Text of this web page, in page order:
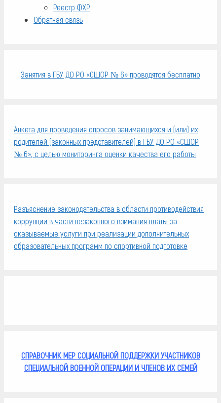
Реестр ФХР
Обратная связь
Занятия в ГБУ ДО РО «СШОР № 6» проводятся бесплатно
Анкета для проведения опросов занимающихся и (или) их
родителей (законных представителей) в ГБУ ДО РО «СШОР
№ 6», с целью мониторинга оценки качества его работы
Разъяснение законодательства в области противодействия
коррупции в части незаконного взимания платы за
оказываемые услуги при реализации дополнительных
образовательных программ по спортивной подготовке
СПРАВОЧНИК МЕР СОЦИАЛЬНОЙ ПОДДЕРЖКИ УЧАСТНИКОВ
СПЕЦИАЛЬНОЙ ВОЕННОЙ ОПЕРАЦИИ И ЧЛЕНОВ ИХ СЕМЕЙ